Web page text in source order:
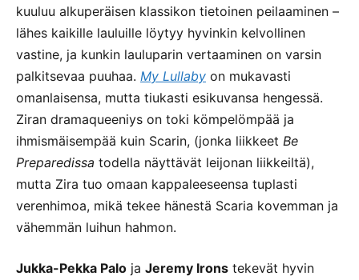
kuuluu alkuperäisen klassikon tietoinen peilaaminen –
lähes kaikille lauluille löytyy hyvinkin kelvollinen
vastine, ja kunkin lauluparin vertaaminen on varsin
palkitsevaa puuhaa. My Lullaby on mukavasti
omanlaisensa, mutta tiukasti esikuvansa hengessä.
Ziran dramaqueeniys on toki kömpelömpää ja
ihmismäisempää kuin Scarin, (jonka liikkeet Be
Preparedissa todella näyttävät leijonan liikkeiltä),
mutta Zira tuo omaan kappaleeseensa tuplasti
verenhimoa, mikä tekee hänestä Scaria kovemman ja
vähemmän luihun hahmon.
Jukka-Pekka Palo ja Jeremy Irons tekevät hyvin